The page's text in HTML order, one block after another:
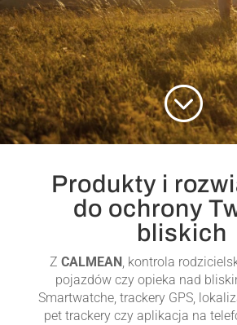
;
Produkty i
do ochrony
bliskich
ZCALMEAN , kontrola
pojazdów czy opieka nad
Smartwatche, trackery GPS,
pet trackery czy aplikacja na